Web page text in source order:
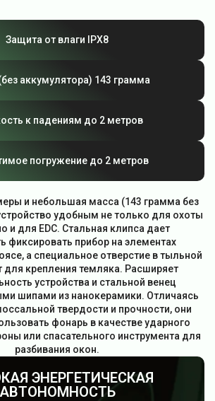
Защита от влаги IPX8
аккумулятора) 143 грамма
к падениям до 2 метров
погружение до 2 метров
и небольшая масса (143 грамма без
удобным не только для охоты
и для EDC. Стальная клипса дает
фиксировать прибор на элементах
а специальное отверстие в тыльной
для крепления темляка. Расширяет
устройства и стальной венец
шипами из нанокерамики. Отличаясь
твердости и прочности, они
фонарь в качестве ударного
или спасательного инструмента для
разбивания окон.
ЭНЕРГЕТИЧЕСКАЯ
АВТОНОМНОСТЬ